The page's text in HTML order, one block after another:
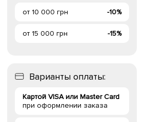
от 10 000 грн -10%
от 15 000 грн -15%
Варианты оплаты:
Картой VISA или Master Card
при оформлении заказа